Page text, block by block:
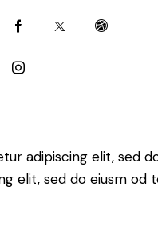
adipiscing elit, sed
elit, sed do eiusm od